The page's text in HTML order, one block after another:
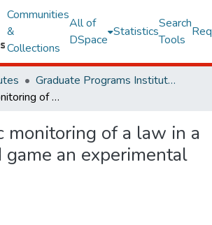
Communities
&
Collections
All of
DSpace
Statistics
Search
Tools
Graduate Programs Institute Thesis Collection
Asymmetric monitoring of a law in a public good game an experimental study
monitoring of a law in a
game an experimental